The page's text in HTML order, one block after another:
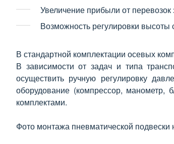
Увеличение прибыли от
Возможность регулировки высоты
В стандартной комплектации осевых
В зависимости от задач и типа
осуществить ручную регулировку
оборудование (компрессор, манометр,
комплектами.
Фото монтажа пневматической